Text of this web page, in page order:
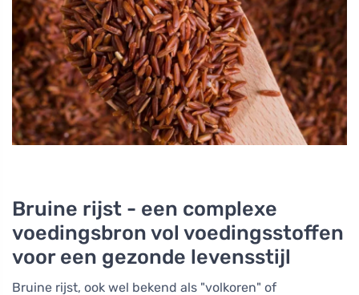
Bruine rijst - een complexe
voedingsbron vol voedingsstoffen
voor een gezonde levensstijl
Bruine rijst, ook wel bekend als "volkoren" of